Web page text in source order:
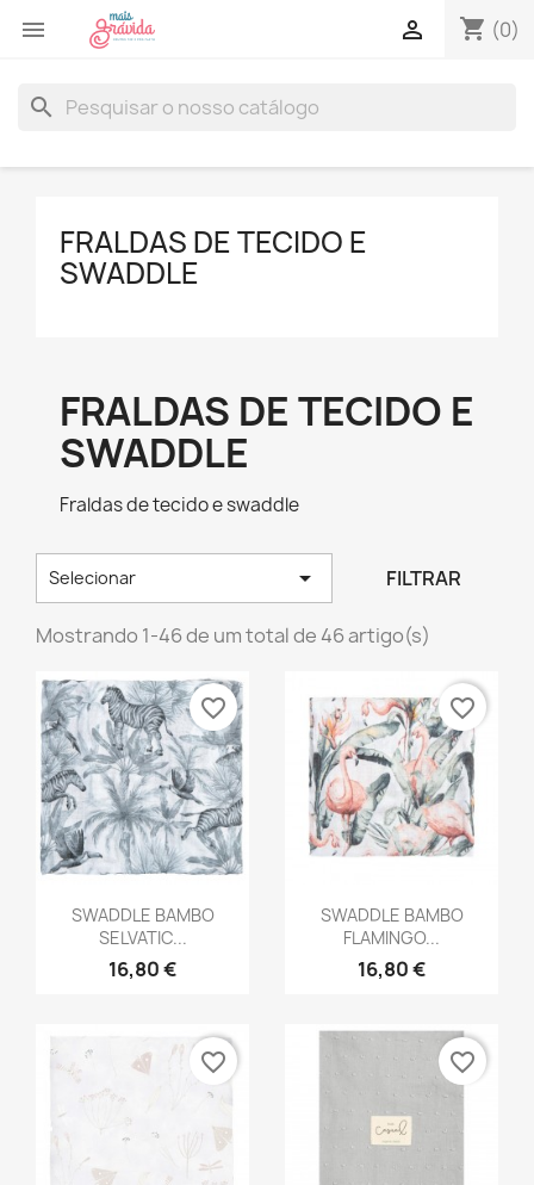
 shopping_cart (0)

search
FRALDAS DE TECIDO E
SWADDLE
FRALDAS DE TECIDO E
SWADDLE
Fraldas de tecido e swaddle
Selecionar  FILTRAR
Mostrando 1-46 de um total de 46 artigo(s)
Vista rápida
SWADDLE BAMBO
SELVATIC...
16,80 €
favorite_border
Vista rápida
SWADDLE BAMBO
FLAMINGO...
16,80 €
favorite_border
favorite_border favorite_border